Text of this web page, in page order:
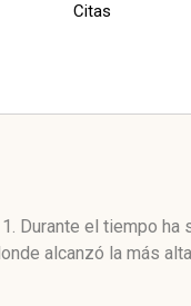
Citas
Durante el tiempo
alcanzó la más